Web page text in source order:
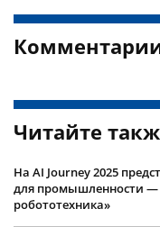
Читайте
На AI Journey 2025
для промышленности —
робототехника»